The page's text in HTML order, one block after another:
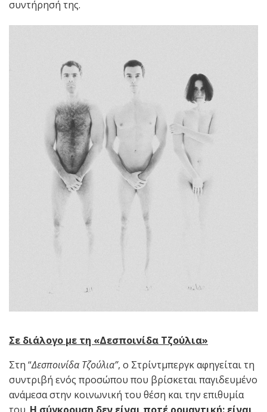
συντήρησή της.
Σε διάλογο με τη «Δεσποινίδα Τζούλια»
Στη “Δεσποινίδα Τζούλια”, ο Στρίντμπεργκ αφηγείται τη
συντριβή ενός προσώπου που βρίσκεται παγιδευμένο
ανάμεσα στην κοινωνική του θέση και την επιθυμία